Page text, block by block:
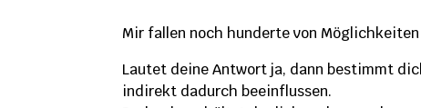
Mir fallen noch hunderte von Möglichkeiten
Lautet deine Antwort ja, dann bestimmt
indirekt dadurch beeinflussen.